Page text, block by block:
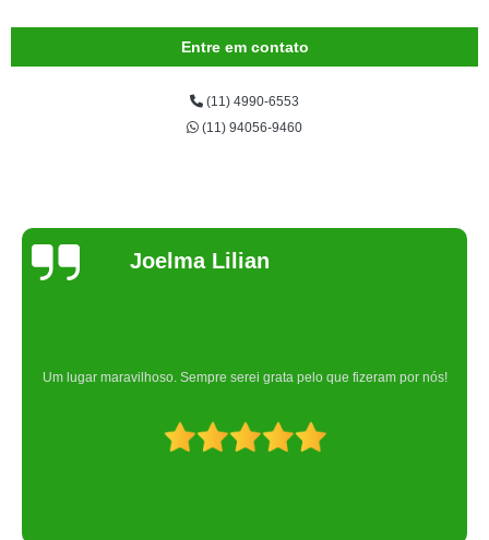
Entre em contato
(11) 4990-6553
(11) 94056-9460
Joelma Lilian
Um lugar maravilhoso. Sempre serei grata pelo que fizeram por nós!